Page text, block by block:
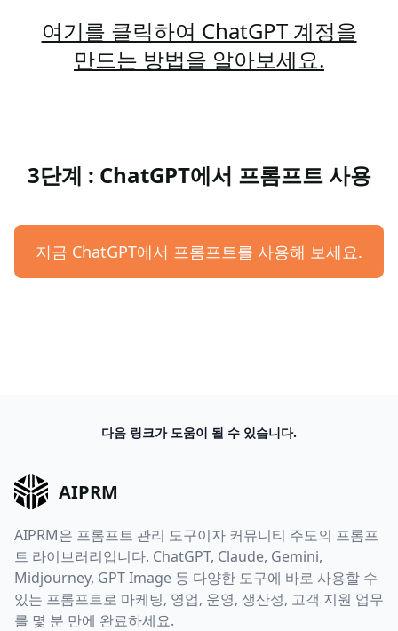
여기를 클릭하여 ChatGPT 계정을
만드는 방법을 알아보세요.
3단계 : ChatGPT에서 프롬프트 사용
지금 ChatGPT에서 프롬프트를 사용해 보세요.
다음 링크가 도움이 될 수 있습니다.
AIPRM
AIPRM은 프롬프트 관리 도구이자 커뮤니티 주도의 프롬프
트 라이브러리입니다. ChatGPT, Claude, Gemini,
Midjourney, GPT Image 등 다양한 도구에 바로 사용할 수
있는 프롬프트로 마케팅, 영업, 운영, 생산성, 고객 지원 업무
를 몇 분 만에 완료하세요.